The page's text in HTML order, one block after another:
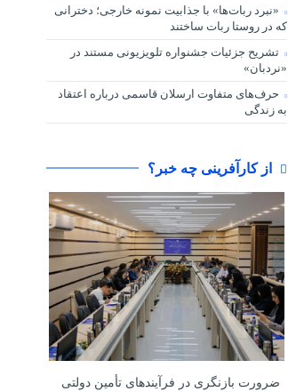
«نبرد ربات‌ها» با جذابیت نمونه خارجی؛ دخترانی
که در روستا ربات ساختند
تشریح جزئیات جشنواره‌ تلویزیونی مستند در
«نردبان»
حرف‌های متفاوت ارسلان قاسمی درباره اعتقاد
به زندگی
از کارآفرینی چه خبر؟
ضرورت بازنگری در فرآیندهای تأمین دولتی